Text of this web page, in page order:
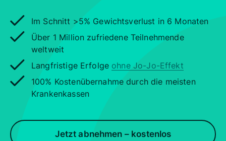
Im Schnitt >5% Gewichtsverlust in 6 Monaten
Über 1 Million zufriedene Teilnehmende
weltweit
Langfristige Erfolge ohne Jo-Jo-Effekt
100% Kostenübernahme durch die meisten
Krankenkassen
Jetzt abnehmen – kostenlos